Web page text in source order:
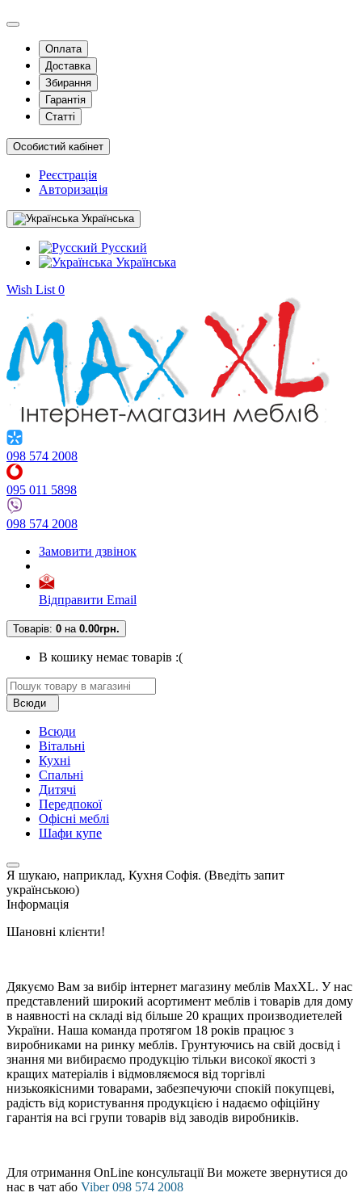
Оплата
Доставка
Збирання
Гарантія
Статті
Особистий кабінет
Реєстрація
Авторизація
Українська
Русский
Українська
Wish List 0
098 574 2008
095 011 5898
098 574 2008
Замовити дзвінок
Відправити Email
Товарів: 0 на 0.00грн.
В кошику немає товарів :(
Всюди
Всюди
Вітальні
Кухні
Спальні
Дитячі
Передпокої
Офісні меблі
Шафи купе
Я шукаю, наприклад, Кухня Софія. (Введіть запит
українською)
Інформація
Шановні клієнти!
Дякуємо Вам за вибір інтернет магазину меблів MaxXL. У нас
представлений широкий асортимент меблів і товарів для дому
в наявності на складі від більше 20 кращих производиетелей
України. Наша команда протягом 18 років працює з
виробниками на ринку меблів. Грунтуючись на свій досвід і
знання ми вибираємо продукцію тільки високої якості з
кращих матеріалів і відмовляємося від торгівлі
низькоякісними товарами, забезпечуючи спокій покупцеві,
радість від користування продукцією і надаємо офіційну
гарантія на всі групи товарів від заводів виробників.
Для отримання OnLine консультації Ви можете звернутися до
нас в чат або Viber 098 574 2008